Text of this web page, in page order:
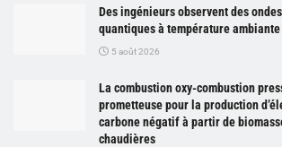
Des ingénieurs observent des
quantiques à température ambiante
5 août 2026
La combustion oxy-combustion
prometteuse pour la production
carbone négatif à partir de
chaudières